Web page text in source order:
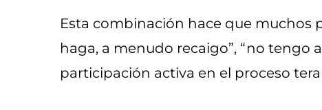
Esta combinación hace que muchos
haga, a menudo recaigo”, “no tengo
participación activa en el proceso